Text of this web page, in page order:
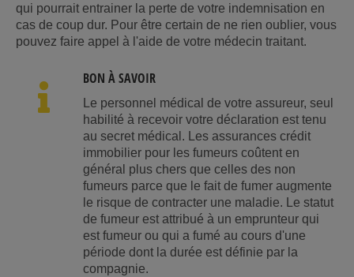
qui pourrait entrainer la perte de votre indemnisation en
cas de coup dur. Pour être certain de ne rien oublier, vous
pouvez faire appel à l'aide de votre médecin traitant.
BON À SAVOIR
Le personnel médical de votre assureur, seul
habilité à recevoir votre déclaration est tenu
au secret médical. Les assurances crédit
immobilier pour les fumeurs coûtent en
général plus chers que celles des non
fumeurs parce que le fait de fumer augmente
le risque de contracter une maladie. Le statut
de fumeur est attribué à un emprunteur qui
est fumeur ou qui a fumé au cours d'une
période dont la durée est définie par la
compagnie.